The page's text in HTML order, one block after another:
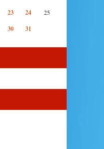
23 24
25
30 31